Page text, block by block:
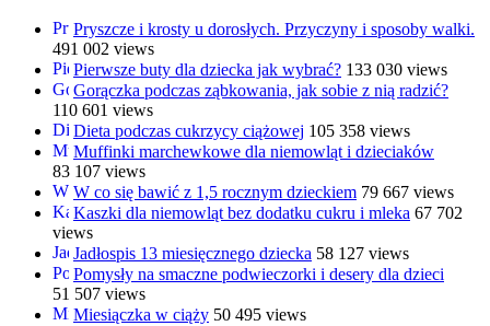
Pryszcze i krosty u dorosłych. Przyczyny i sposoby walki.
491 002 views
Pierwsze buty dla dziecka jak wybrać? 133 030 views
Gorączka podczas ząbkowania, jak sobie z nią radzić?
110 601 views
Dieta podczas cukrzycy ciążowej 105 358 views
Muffinki marchewkowe dla niemowląt i dzieciaków
83 107 views
W co się bawić z 1,5 rocznym dzieckiem 79 667 views
Kaszki dla niemowląt bez dodatku cukru i mleka 67 702
views
Jadłospis 13 miesięcznego dziecka 58 127 views
Pomysły na smaczne podwieczorki i desery dla dzieci
51 507 views
Miesiączka w ciąży 50 495 views